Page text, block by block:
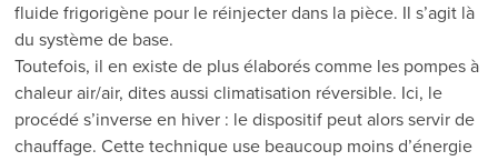
fluide frigorigène pour le réinjecter dans la pièce. Il s’agit là
du système de base.
Toutefois, il en existe de plus élaborés comme les pompes à
chaleur air/air, dites aussi climatisation réversible. Ici, le
procédé s’inverse en hiver : le dispositif peut alors servir de
chauffage. Cette technique use beaucoup moins d’énergie